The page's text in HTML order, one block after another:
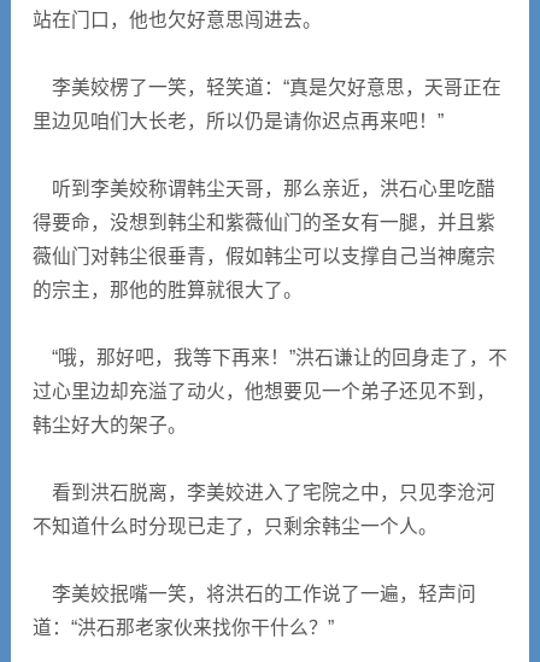
站在门口，他也欠好意思闯进去。
李美姣楞了一笑，轻笑道：“真是欠好意思，天哥正在
里边见咱们大长老，所以仍是请你迟点再来吧！”
听到李美姣称谓韩尘天哥，那么亲近，洪石心里吃醋
得要命，没想到韩尘和紫薇仙门的圣女有一腿，并且紫
薇仙门对韩尘很垂青，假如韩尘可以支撑自己当神魔宗
的宗主，那他的胜算就很大了。
“哦，那好吧，我等下再来！”洪石谦让的回身走了，不
过心里边却充溢了动火，他想要见一个弟子还见不到，
韩尘好大的架子。
看到洪石脱离，李美姣进入了宅院之中，只见李沧河
不知道什么时分现已走了，只剩余韩尘一个人。
李美姣抿嘴一笑，将洪石的工作说了一遍，轻声问
道：“洪石那老家伙来找你干什么？”